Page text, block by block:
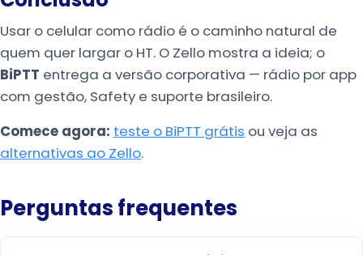
Usar o celular como rádio é o caminho natural de
quem quer largar o HT. O Zello mostra a ideia; o
BiPTT entrega a versão corporativa — rádio por app
com gestão, Safety e suporte brasileiro.
Comece agora: teste o BiPTT grátis ou veja as
alternativas ao Zello.
Perguntas frequentes